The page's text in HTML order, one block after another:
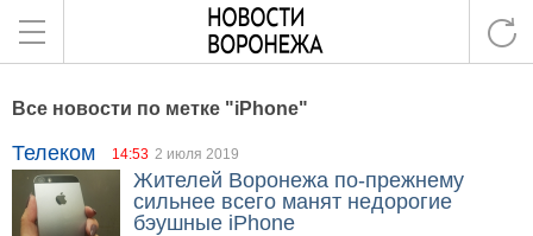
Все новости по метке "iPhone"
Телеком 14:53 2 июля 2019
Жителей Воронежа по-прежнему
сильнее всего манят недорогие
бэушные iPhone